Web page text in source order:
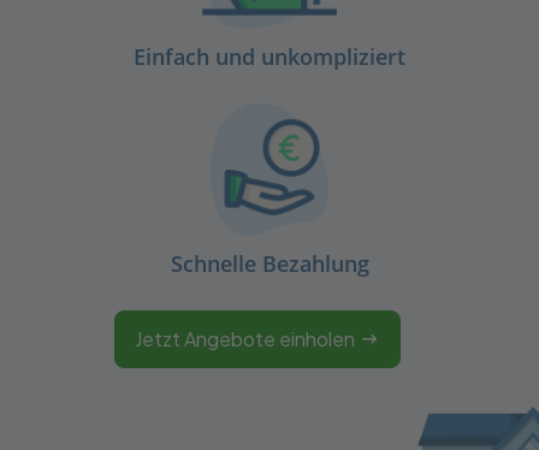
Einfach und unkompliziert
Schnelle Bezahlung
Jetzt Angebote einholen